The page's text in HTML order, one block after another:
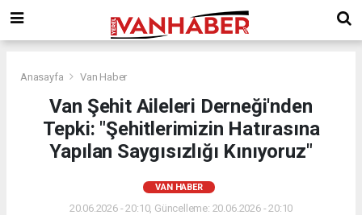
Anasayfa Van Haber
Van Şehit Aileleri Derneği'nden
Tepki: "Şehitlerimizin Hatırasına
Yapılan Saygısızlığı Kınıyoruz"
VAN HABER
20.06.2026 - 20:10, Güncelleme: 20.06.2026 - 20:10